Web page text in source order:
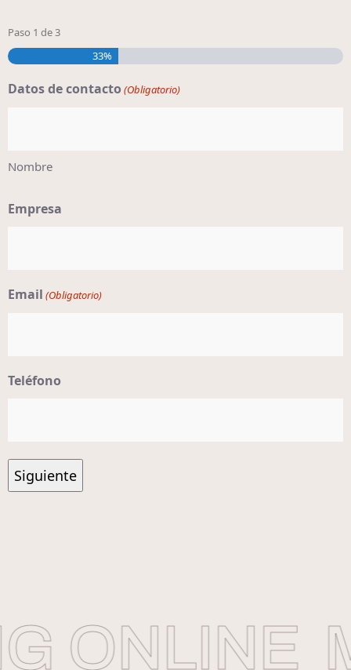
Paso 1 de3
33%
Datos de contacto (Obligatorio)
Nombre
Empresa
Email (Obligatorio)
Teléfono
ONLINE